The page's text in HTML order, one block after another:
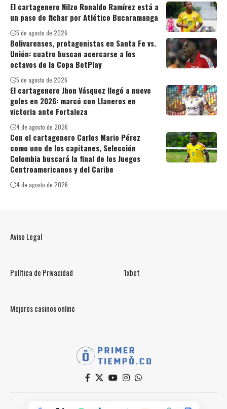
El cartagenero Nilzo Ronaldo Ramírez está a
un paso de fichar por Atlético Bucaramanga
5 de agosto de 2026
Bolivarenses, protagonistas en Santa Fe vs.
Unión: cuatro buscan acercarse a los
octavos de la Copa BetPlay
5 de agosto de 2026
El cartagenero Jhon Vásquez llegó a nueve
goles en 2026: marcó con Llaneros en
victoria ante Fortaleza
4 de agosto de 2026
Con el cartagenero Carlos Mario Pérez
como uno de los capitanes, Selección
Colombia buscará la final de los Juegos
Centroamericanos y del Caribe
4 de agosto de 2026
Aviso Legal
Política de Privacidad 1xbet
Mejores casinos online